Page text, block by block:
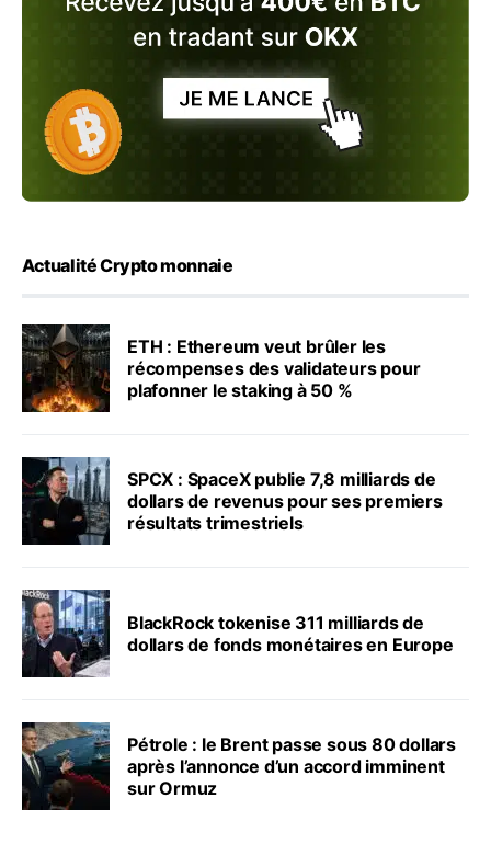
Actualité Crypto monnaie
ETH : Ethereum veut brûler les
récompenses des validateurs pour
plafonner le staking à 50 %
SPCX : SpaceX publie 7,8 milliards de
dollars de revenus pour ses premiers
résultats trimestriels
BlackRock tokenise 311 milliards de
dollars de fonds monétaires en Europe
Pétrole : le Brent passe sous 80 dollars
après l’annonce d’un accord imminent
sur Ormuz